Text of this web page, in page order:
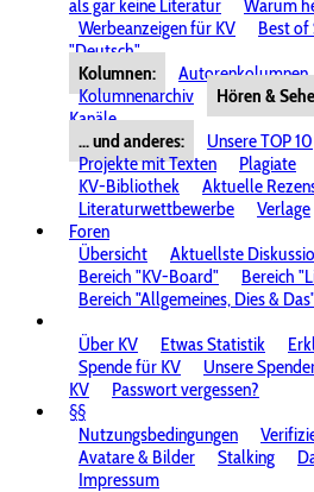
als gar keine Literatur
Warum
Werbeanzeigen für KV
Best of
"Deutsch"
Kolumnen:
Autorenkolumnen
Kolumnenarchiv
Hören &
Kanäle
... und anderes:
Unsere TOP 10
Projekte mit Texten
Plagiate
KV-Bibliothek
Aktuelle
Literaturwettbewerbe
Verlage
Foren
Übersicht
Aktuellste
Bereich "KV-Board"
Bereich
Bereich "Allgemeines, Dies &
Über KV
Etwas Statistik
Spende für KV
Unsere
KV
Passwort vergessen?
§§
Nutzungsbedingungen
Avatare & Bilder
Stalking
Impressum